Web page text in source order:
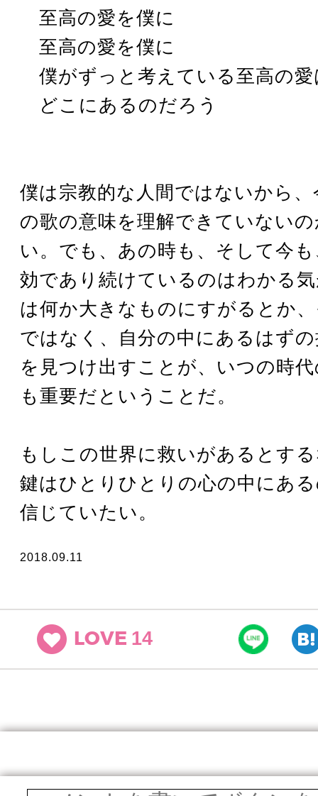
至高の愛を僕に
至高の愛を僕に
僕がずっと考えている至高の愛
どこにあるのだろう
僕は宗教的な人間ではないから
の歌の意味を理解できていない
い。でも、あの時も、そして今
効であり続けているのはわかる
は何か大きなものにすがるとか
ではなく、自分の中にあるはず
を見つけ出すことが、いつの時
も重要だということだ。
もしこの世界に救いがあるとす
鍵はひとりひとりの心の中にあ
信じていたい。
2018.09.11
LOVE 14